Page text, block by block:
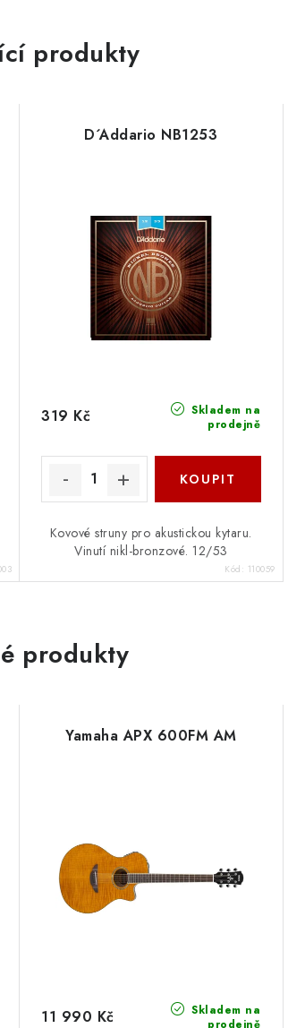
produkty
D´Addario NB1253
Skladem na
prodejně
319 Kč
Kovové struny pro akustickou kytaru.
Vinutí nikl-bronzové. 12/53
Kód: 110059
produkty
Yamaha APX 600FM AM
Skladem na
prodejně
11 990 Kč